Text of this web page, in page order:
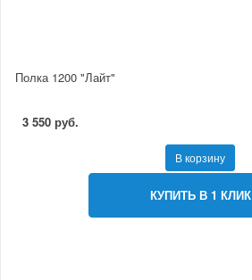
Полка 1200 "Лайт"
3 550 руб.
В корзину
КУПИТЬ В 1 КЛИК